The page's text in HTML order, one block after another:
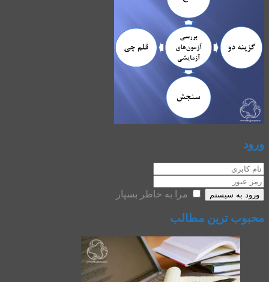
ورود
ورود به سیستم مرا به خاطر بسپار
محبوب ترین مطالب